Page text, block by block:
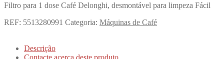
Filtro para 1 dose Café Delonghi, desmontável para limpeza Fácil
REF: 5513280991 Categoria: Máquinas de Café
Descrição
Contacte acerca deste produto